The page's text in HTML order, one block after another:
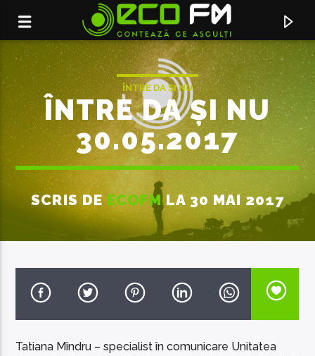
ACUM ÎN DIRECT
SERVICIUL DE PUBLICITATE:
ÎNTRE DA ȘI NU
ÎNTRE DA ȘI NU
30.05.2017
SCRIS DE ECOFMLA 30 MAI 2017
Tatiana Mîndru – specialist în comunicare Unitatea